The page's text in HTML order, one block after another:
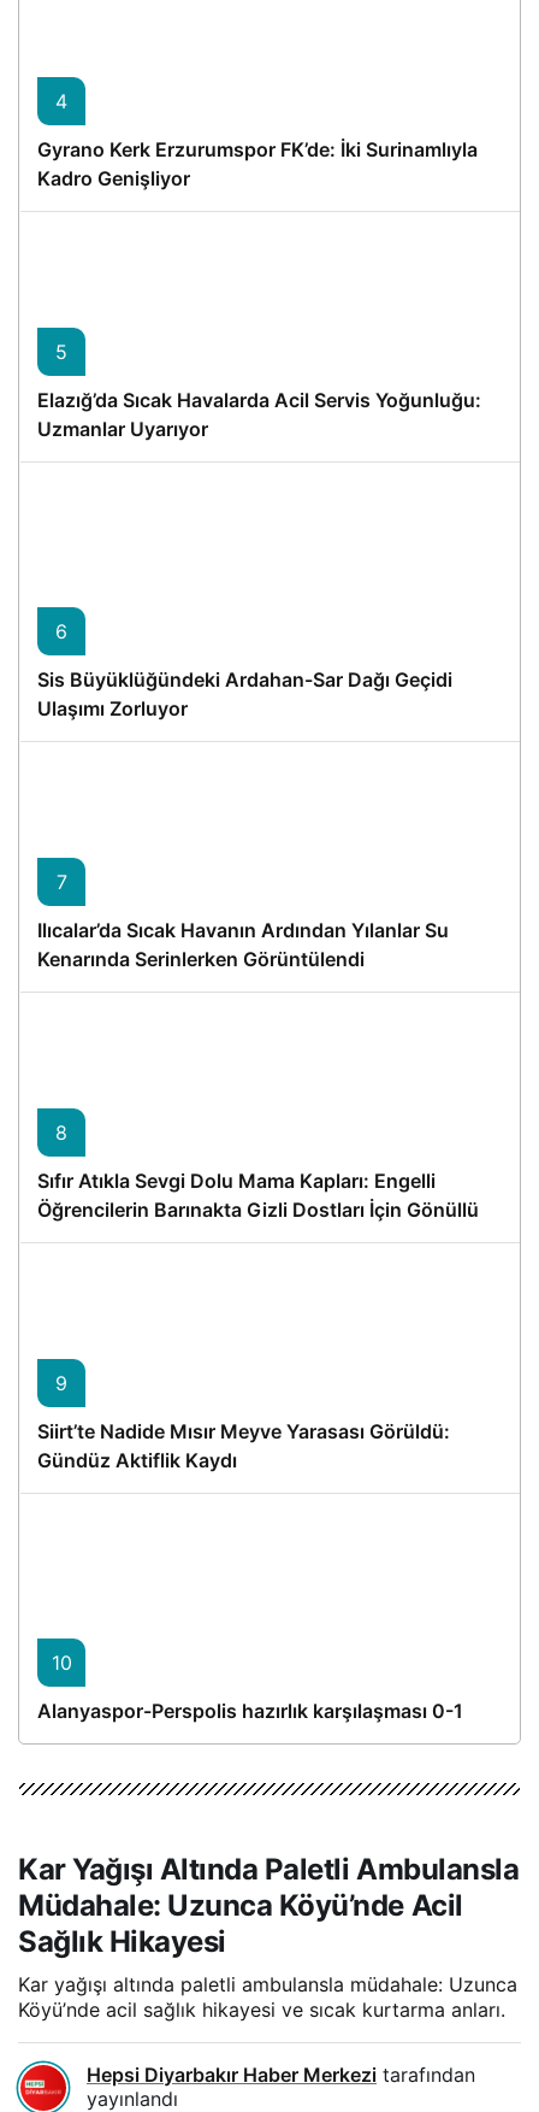
4
Gyrano Kerk Erzurumspor FK’de: İki Surinamlıyla
Kadro Genişliyor
5
Elazığ’da Sıcak Havalarda Acil Servis Yoğunluğu:
Uzmanlar Uyarıyor
6
Sis Büyüklüğündeki Ardahan-Sar Dağı Geçidi
Ulaşımı Zorluyor
7
Ilıcalar’da Sıcak Havanın Ardından Yılanlar Su
Kenarında Serinlerken Görüntülendi
8
Sıfır Atıkla Sevgi Dolu Mama Kapları: Engelli
Öğrencilerin Barınakta Gizli Dostları İçin Gönüllü
Proje
9
Siirt’te Nadide Mısır Meyve Yarasası Görüldü:
Gündüz Aktiflik Kaydı
10
Alanyaspor-Perspolis hazırlık karşılaşması 0-1
Kar Yağışı Altında Paletli Ambulansla
Müdahale: Uzunca Köyü’nde Acil
Sağlık Hikayesi
Kar yağışı altında paletli ambulansla müdahale: Uzunca
Köyü’nde acil sağlık hikayesi ve sıcak kurtarma anları.
Hepsi Diyarbakır Haber Merkezi tarafından
yayınlandı